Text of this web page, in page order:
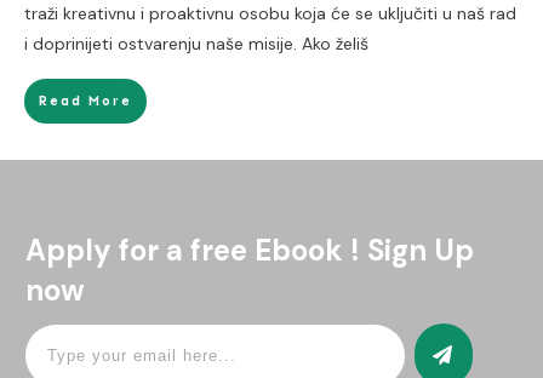
traži kreativnu i proaktivnu osobu koja će se uključiti u naš rad
i doprinijeti ostvarenju naše misije. Ako želiš
Read More
Apply for a free Ebook ! Sign Up
now